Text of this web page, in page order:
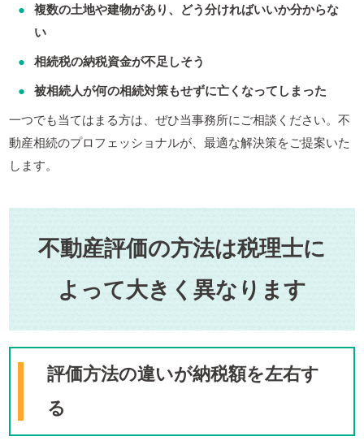
複数の土地や建物があり、どう分ければいいか分からな
い
相続税の納税資金が不足しそう
被相続人が何の相続対策もせずに亡くなってしまった
一つでも当てはまる方は、ぜひ当事務所にご相談ください。不
動産相続のプロフェッショナルが、最適な解決策をご提案いた
します。
不動産評価の方法は税理士に
よって大きく異なります
評価方法の違いが納税額を左右す
る